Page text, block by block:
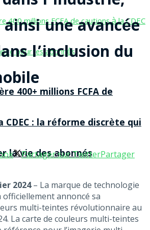
400+ millions FCFA de
CDEC : la réforme discrète qui
la vie des abonnés
une avancée
l’inclusion du
Partager sur TwitterPartager
2024– La marque de technologie
officiellement annoncé sa
multi-teintes révolutionnaire au
La carte de couleurs multi-teintes